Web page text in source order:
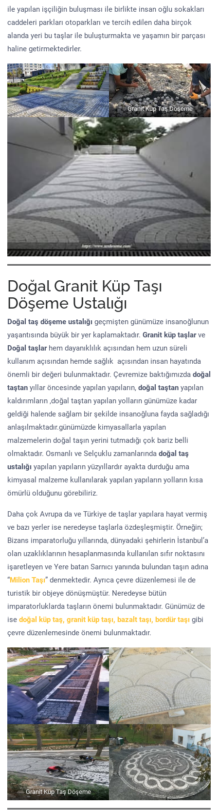
ile yapılan işçiliğin buluşması ile birlikte insan oğlu sokakları
caddeleri parkları otoparkları ve tercih edilen daha birçok
alanda yeri bu taşlar ile buluşturmakta ve yaşamın bir parçası
haline getirmektedirler.
Granit Küp Taş Döşeme
Doğal Granit Küp Taşı
Döşeme Ustalığı
Doğal taş döşeme ustalığı geçmişten günümüze insanoğlunun
yaşantısında büyük bir yer kaplamaktadır. Granit küp taşlarve
Doğal taşlar hem dayanıklılık açısından hem uzun süreli
kullanım açısından hemde sağlık açısından insan hayatında
önemli bir değeri bulunmaktadır. Çevremize baktığımızda doğal
taştan yıllar öncesinde yapılan yapıların, doğal taştan yapılan
kaldırımların ,doğal taştan yapılan yolların günümüze kadar
geldiği halende sağlam bir şekilde insanoğluna fayda sağladığı
anlaşılmaktadır.günümüzde kimyasallarla yapılan
malzemelerin doğal taşın yerini tutmadığı çok bariz belli
olmaktadır. Osmanlı ve Selçuklu zamanlarında doğal taş
ustalığı yapılan yapıların yüzyıllardır ayakta durduğu ama
kimyasal malzeme kullanılarak yapılan yapıların yolların kısa
ömürlü olduğunu görebiliriz.
Daha çok Avrupa da ve Türkiye de taşlar yapılara hayat vermiş
ve bazı yerler ise neredeyse taşlarla özdeşleşmiştir. Örneğin;
Bizans imparatorluğu yıllarında, dünyadaki şehirlerin İstanbul’a
olan uzaklıklarının hesaplanmasında kullanılan sıfır noktasını
işaretleyen ve Yere batan Sarnıcı yanında bulundan taşın adına
“Milion Taşı” denmektedir. Ayrıca çevre düzenlemesi ile de
turistik bir objeye dönüşmüştür. Neredeyse bütün
imparatorluklarda taşların önemi bulunmaktadır. Günümüz de
ise doğal küp taş, granit küp taşı, bazalt taşı, bordür taşı gibi
çevre düzenlemesinde önemi bulunmaktadır.
Granit Küp Taş Döşeme